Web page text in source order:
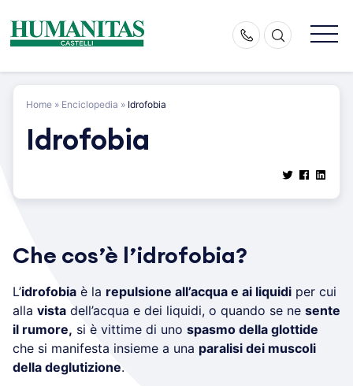
content
Home » Enciclopedia » Idrofobia
Idrofobia
Che cos’è l’idrofobia?
L’idrofobia è la repulsione all’acqua e ai liquidi per cui
alla vista dell’acqua e dei liquidi, o quando se ne sente
il rumore, si è vittime di uno spasmo della glottide
che si manifesta insieme a una paralisi dei muscoli
della deglutizione.